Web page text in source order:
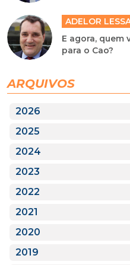
ADELOR
E agora, quem
para o Cao?
ARQUIVOS
2026
2025
2024
2023
2022
2021
2020
2019